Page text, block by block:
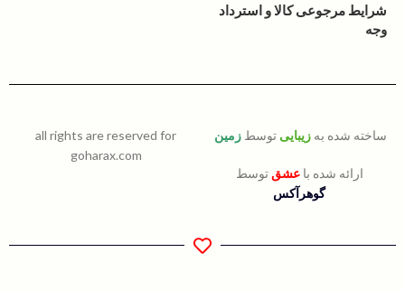
شرایط مرجوعی کالا و استرداد
وجه
ساخته شده به زیبایی توسط زمین
ارائه شده باعشق توسط
گوهرآکس
all rights are reserved for
goharax.com